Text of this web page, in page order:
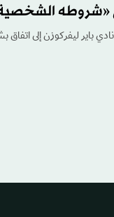
«شروطه
باير ليفركوزن إلى